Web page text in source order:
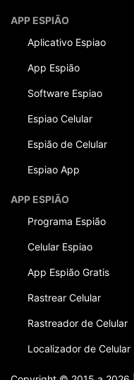
APP ESPIÃO
Aplicativo Espiao
App Espião
Software Espiao
Espiao Celular
Espião de Celular
Espiao App
APP ESPIÃO
Programa Espião
Celular Espiao
App Espião Gratis
Rastrear Celular
Rastreador de Celular
Localizador de Celular